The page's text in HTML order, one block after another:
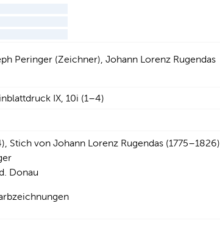
Peringer (Zeichner), Johann Lorenz Rugendas
IX, 10i (1–4)
Stich von Johann Lorenz Rugendas (1775–1826)
Donau